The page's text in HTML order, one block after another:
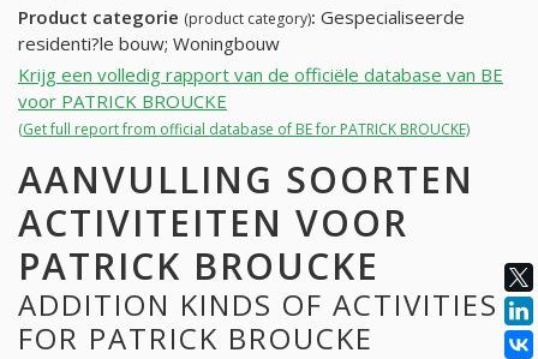
Product categorie (product category): Gespecialiseerde
residenti?le bouw; Woningbouw
Krijg een volledig rapport van de officiële database van BE
voor PATRICK BROUCKE
(Get full report from official database of BE for PATRICK BROUCKE)
AANVULLING SOORTEN
ACTIVITEITEN VOOR
PATRICK BROUCKE
ADDITION KINDS OF ACTIVITIES
FOR PATRICK BROUCKE